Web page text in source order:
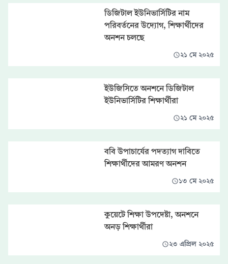
ডিজিটাল ইউনিভার্সিটির নাম
পরিবর্তনের উদ্যোগ, শিক্ষার্থীদের
অনশন চলছে
২১ মে ২০২৫
ইউজিসিতে অনশনে ডিজিটাল
ইউনিভার্সিটির শিক্ষার্থীরা
২১ মে ২০২৫
ববি উপাচার্যের পদত্যাগ দাবিতে
শিক্ষার্থীদের আমরণ অনশন
১৩ মে ২০২৫
কুয়েটে শিক্ষা উপদেষ্টা, অনশনে
অনড় শিক্ষার্থীরা
২৩ এপ্রিল ২০২৫